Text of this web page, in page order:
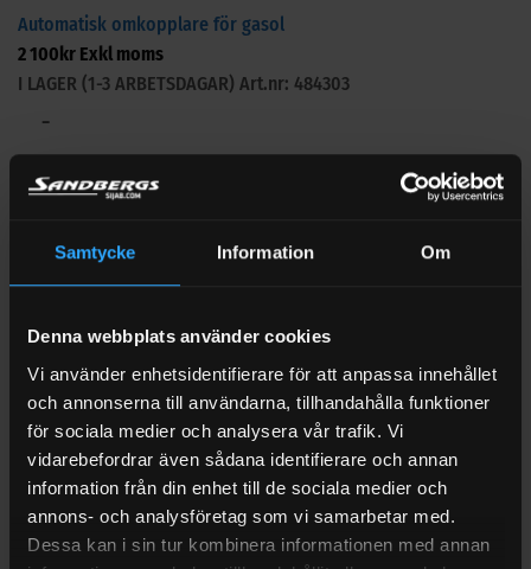
Samtycke Information Om
Denna webbplats använder cookies
Vi använder enhetsidentifierare för att anpassa innehållet
och annonserna till användarna, tillhandahålla funktioner
för sociala medier och analysera vår trafik. Vi
vidarebefordrar även sådana identifierare och annan
information från din enhet till de sociala medier och
annons- och analysföretag som vi samarbetar med.
Dessa kan i sin tur kombinera informationen med annan
Automatisk omkopplare för gasol
2 100 kr Exkl moms
I LAGER (1-3 ARBETSDAGAR) Art.nr: 484303
−
BESKRIVNING
RECENSIONER (0)
FRAKT
Bussning 1/2 tum x 3/8 tum är en produkt i SIJABs